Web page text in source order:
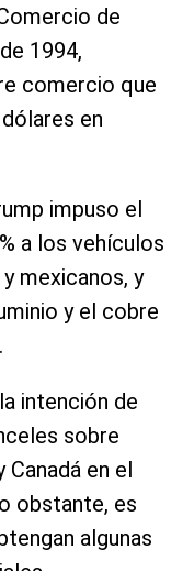
de
1994,
comercio que
en
impuso el
a los vehículos
mexicanos, y
y el cobre
intención de
sobre
en el
obstante, es
algunas